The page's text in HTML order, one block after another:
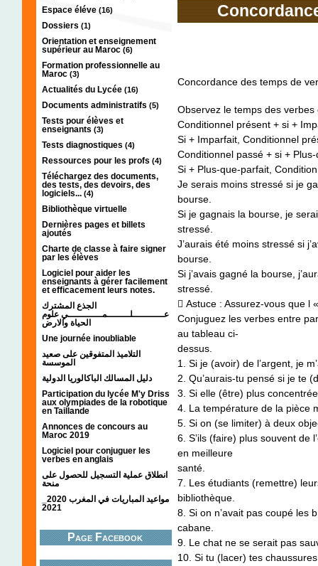
Espace éléve (16)
Dossiers (1)
Orientation et enseignement
supérieur au Maroc (6)
Formation professionnelle au
Maroc (3)
Actualités du Lycée (16)
Documents administratifs (5)
Tests pour élèves et
enseignants (3)
Tests diagnostiques (4)
Ressources pour les profs (4)
Téléchargez des documents,
des tests, des devoirs, des
logiciels... (4)
Bibliothèque virtuelle
Dernières pages et billets
ajoutés
Charte de classe à faire signer
par les élèves
Logiciel pour aider les
enseignants à gérer facilement
et efficacement leurs notes.
الجذع المشترك
عـــــــــــلــــــــمــــــــــــي علوم
الحياة والارض
Une journée inoubliable
التلاميذ المتفوقين على صعيد
الموسسة
دليل المسالك الباكالوريا الدولية
Participation du lycée M'y Driss
aux olympiades de la robotique
en Taillande
Annonces de concours au
Maroc 2019
Logiciel pour conjuguer les
verbes en anglais
انطلاق عملية التسجيل للحصول على
منحة
2021
Page Facebook
Concordance des temps de
Observez le temps des
Conditionnel présent + si +
Si + Imparfait, Conditionnel
Conditionnel passé + si +
Si + Plus-que-parfait,
Je serais moins stressé si je
bourse.
Si je gagnais la bourse, je
stressé.
J’aurais été moins stressé si
bourse.
Si j’avais gagné la bourse,
stressé.
 Astuce : Assurez-vous que l
Conjuguez les verbes entre
au tableau ci-
dessus.
1. Si je (avoir) de l’argent, je
2. Qu’aurais-tu pensé si je te
3. Si elle (être) plus
4. La température de la pièce
5. Si on (se limiter) à deux
6. S’ils (faire) plus souvent de
en meilleure
santé.
7. Les étudiants (remettre)
bibliothèque.
8. Si on n’avait pas coupé les
cabane.
9. Le chat ne se serait pas
10. Si tu (lacer) tes